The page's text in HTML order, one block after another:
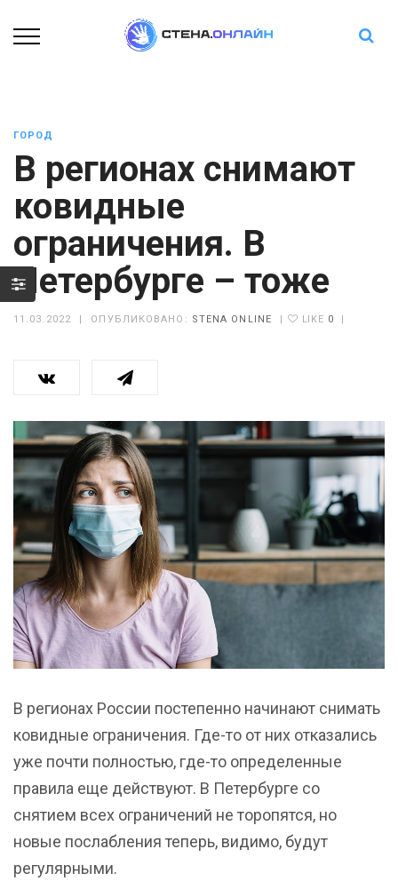
ГОРОД
В регионах снимают
ковидные
ограничения. В
Петербурге – тоже
11.03.2022 ОПУБЛИКОВАНО: STENA ONLINE LIKE 0
В регионах России постепенно начинают снимать
ковидные ограничения. Где-то от них отказались
уже почти полностью, где-то определенные
правила еще действуют. В Петербурге со
снятием всех ограничений не торопятся, но
новые послабления теперь, видимо, будут
регулярными.